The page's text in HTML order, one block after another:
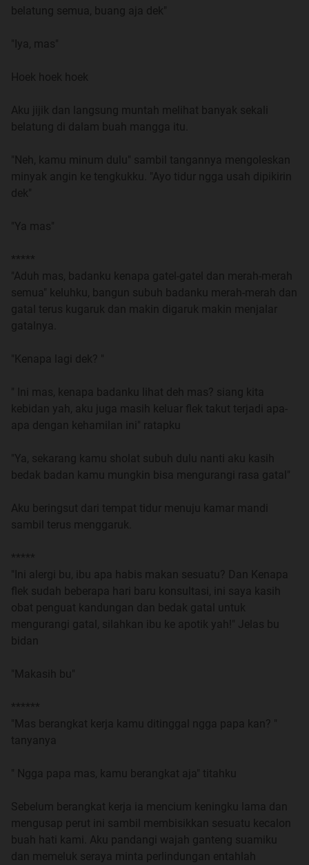
paha kamu kenapa pada biru?" tanyanya.
"Mana?... Astagfirullah, ini kenapa mas? " aku balik
bertanya.
" Lah, kok tanya aku! Sakit ngga? "
" Ngga sih, apa karena aku jatuh tadi yah? " lirihku.
" Kamu jatuh di mana? Kok bisa jatuh?... Hati-hati kamu
"Tadi sore, waktu turun dari angkot ketemu mbak Ruti,
kami jalan bareng, eh mbak Ruti berhenti nyari rumput
buat obat katanya, terus kakinya terkilir minta tolong
sama aku, akhirnya kami jatuh berdua, anehnya pas
hamil loh takutnya kenapa-napa"
"Mudah-mudahan ngga papa mas, ayo tidur" ajakku.
Aku berusaha membuka mata, ketika ada seseorang
yang berusaha memegang perut ini, rasanya sakit
panjang.
hampir putih semua panjang terurai dan dia sedikit
bungkuk, memakai kebaya hijau dan kain jarik. Aku
kenapa tidur di dipan ini dan ini tempat apa? Seperti
gubuk, sekeliling kulihat tembok dari bambu yang di
anyam dan gentengnya daun tebu yang kering.
angin, dan kucuran air dari dari mata air yang jatuh
Dan di mana mas Yoyo, kenapa aku ada disini, mencoba
berhasil duduk kulihat banyak darah di kain yang aku
"Ahhhhhh" aku teriak "Mas... Tolong aku" aku menangis
terus menangis mencoba memanggil nama mas Yoyo.
belatung semua, buang aja dek"
"Iya, mas"
Hoek hoek hoek
Aku jijik dan langsung muntah melihat banyak sekali
belatung di dalam buah mangga itu.
"Neh, kamu minum dulu" sambil tangannya mengoleskan
minyak angin ke tengkukku. "Ayo tidur ngga usah dipikirin
dek"
"Ya mas"
*****
"Aduh mas, badanku kenapa gatel-gatel dan merah-merah
semua" keluhku, bangun subuh badanku merah-merah dan
gatal terus kugaruk dan makin digaruk makin menjalar
gatalnya.
"Kenapa lagi dek? "
" Ini mas, kenapa badanku lihat deh mas? siang kita
kebidan yah, aku juga masih keluar flek takut terjadi apa-
apa dengan kehamilan ini" ratapku
"Ya, sekarang kamu sholat subuh dulu nanti aku kasih
bedak badan kamu mungkin bisa mengurangi rasa gatal"
Aku beringsut dari tempat tidur menuju kamar mandi
sambil terus menggaruk.
*****
"Ini alergi bu, ibu apa habis makan sesuatu? Dan Kenapa
flek sudah beberapa hari baru konsultasi, ini saya kasih
obat penguat kandungan dan bedak gatal untuk
mengurangi gatal, silahkan ibu ke apotik yah!" Jelas bu
bidan
"Makasih bu"
******
"Mas berangkat kerja kamu ditinggal ngga papa kan? "
tanyanya
" Ngga papa mas, kamu berangkat aja" titahku
Sebelum berangkat kerja ia mencium keningku lama dan
mengusap perut ini sambil membisikkan sesuatu kecalon
buah hati kami. Aku pandangi wajah ganteng suamiku
dan memeluk seraya minta perlindungan entahlah